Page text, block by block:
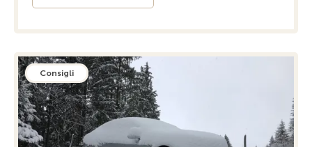
Consigli